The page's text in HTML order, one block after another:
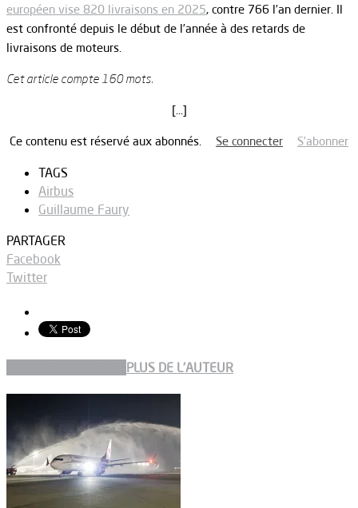
européen vise 820 livraisons en 2025, contre 766 l’an dernier. Il
est confronté depuis le début de l’année à des retards de
livraisons de moteurs.
Cet article compte 160 mots.
[…]
Ce contenu est réservé aux abonnés. Se connecter S’abonner
TAGS
Airbus
Guillaume Faury
PARTAGER
Facebook
Twitter
PLUS DE L'AUTEUR